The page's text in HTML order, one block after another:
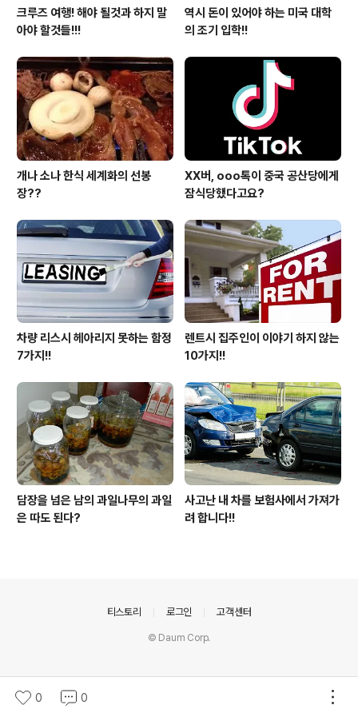
크루즈 여행! 해야 될것과 하지 말
아야 할것들!!!
역시 돈이 있어야 하는 미국 대학
의 조기 입학!!
개나 소나 한식 세계화의 선봉
장??
XX버, ooo톡이 중국 공산당에게
잠식당했다고요?
차량 리스시 헤아리지 못하는 함정
7가지!!
렌트시 집주인이 이야기 하지 않는
10가지!!
담장을 넘은 남의 과일나무의 과일
은 따도 된다?
사고난 내 차를 보험사에서 가져가
려 합니다!!
0 0
티스토리 로그인 고객센터
© Daum Corp.